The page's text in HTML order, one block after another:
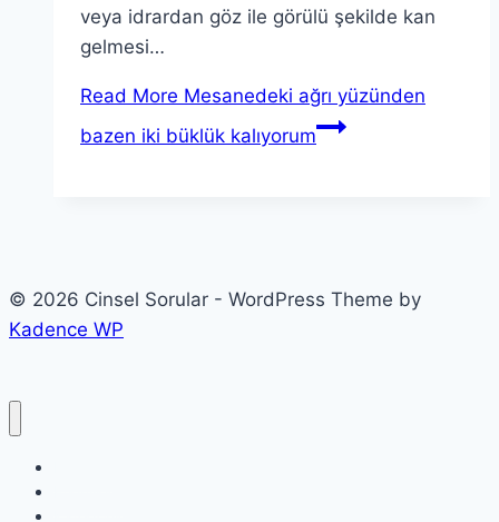
veya idrardan göz ile görülü şekilde kan
gelmesi…
Read More Mesanedeki ağrı yüzünden
bazen iki büklük kalıyorum
© 2026 Cinsel Sorular - WordPress Theme by
Kadence WP